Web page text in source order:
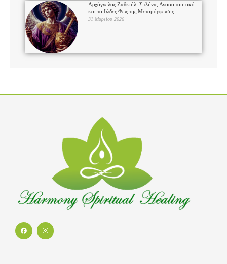
Αρχάγγελος Ζαδκιήλ: Σπλήνα, Ανοσοποιητικό
και το Ιώδες Φως της Μεταμόρφωσης
31 Μαρτίου 2026
F
a
I
n